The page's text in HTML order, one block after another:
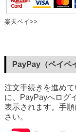
楽天ペイ>>
PayPay（ペイペ
注文手続きを進め
に、PayPayへログ
表示されます。手
さい。